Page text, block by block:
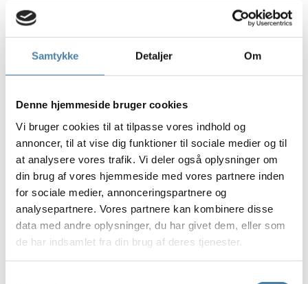
Samtykke Detaljer Om
Denne hjemmeside bruger cookies
Vi bruger cookies til at tilpasse vores indhold og
annoncer, til at vise dig funktioner til sociale medier og til
at analysere vores trafik. Vi deler også oplysninger om
din brug af vores hjemmeside med vores partnere inden
for sociale medier, annonceringspartnere og
analysepartnere. Vores partnere kan kombinere disse
data med andre oplysninger, du har givet dem, eller som
de har indsamlet fra din brug af deres tjenester.
Alle TEAK Teambuilding øvelserne er bygget op om, at
holdet arbejder sammen som én enhed, og at holdet
overleverer information på en skarp og præcis måde.
Øvelserne stiller ikke krav til medarbejderens fysiske
formåen eller hurtighed. Når vi teamdyster er der lagt
skrues op for de underholdende elementer, og lidt ned
for den faglige facilitering i forhold til vores klassiske
teambuilding-events.
Udover det vigtige aspekt at blive bedre til at
samarbejde og kommunikere, så bliver relationerne til
kollegaerne også styrket ved at I lærer hinanden bedre
at kende i en sjov og uformel setting. Det giver
grobund for en masse gode snakke tilbage på
arbejdspladsen, og vores erfaring er, at vores kunder